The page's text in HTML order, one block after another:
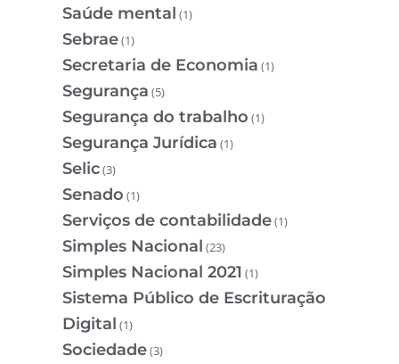
Saúde mental (1)
Sebrae(1)
Secretaria de Economia (1)
Segurança (5)
Segurança do trabalho (1)
Segurança Jurídica (1)
Selic(3)
Senado (1)
Serviços de contabilidade(1)
Simples Nacional (23)
Simples Nacional 2021 (1)
Sistema Público de Escrituração
Digital (1)
Sociedade(3)